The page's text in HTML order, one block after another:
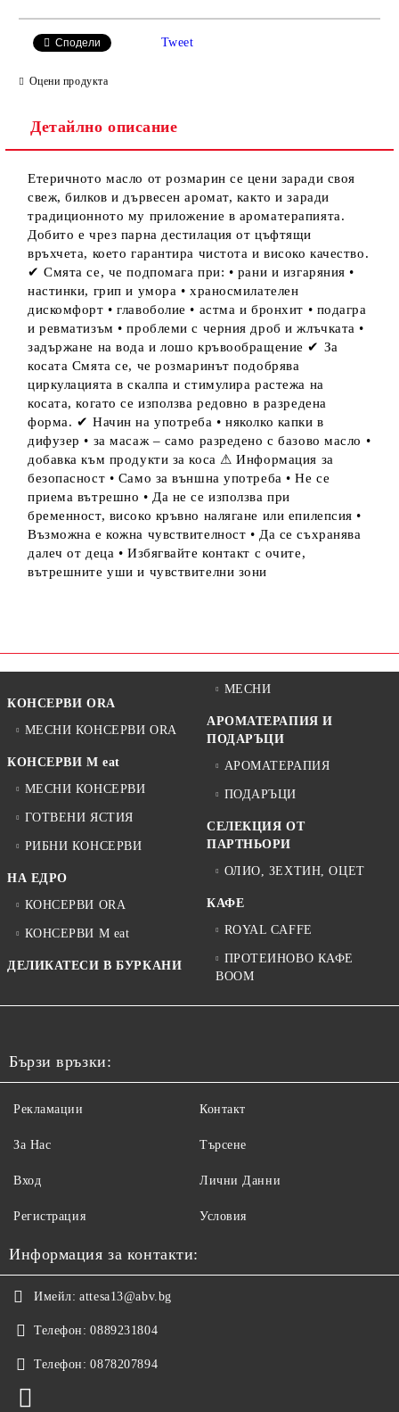
Ние ще се свържем с вас в рамките на работния ден.
Сподели Tweet
Оцени продукта
Детайлно описание
Етеричното масло от розмарин се цени заради своя
свеж, билков и дървесен аромат, както и заради
традиционното му приложение в ароматерапията.
Добито е чрез парна дестилация от цъфтящи
връхчета, което гарантира чистота и високо качество.
✔ Смята се, че подпомага при: • рани и изгаряния •
настинки, грип и умора • храносмилателен
дискомфорт • главоболие • астма и бронхит • подагра
и ревматизъм • проблеми с черния дроб и жлъчката •
задържане на вода и лошо кръвообращение ✔ За
косата Смята се, че розмаринът подобрява
циркулацията в скалпа и стимулира растежа на
косата, когато се използва редовно в разредена
форма. ✔ Начин на употреба • няколко капки в
дифузер • за масаж – само разредено с базово масло •
добавка към продукти за коса ⚠ Информация за
безопасност • Само за външна употреба • Не се
приема вътрешно • Да не се използва при
бременност, високо кръвно налягане или епилепсия •
Възможна е кожна чувствителност • Да се съхранява
далеч от деца • Избягвайте контакт с очите,
вътрешните уши и чувствителни зони
КОНСЕРВИ ORA
МЕСНИ КОНСЕРВИ ORA
КОНСЕРВИ M eat
МЕСНИ КОНСЕРВИ
ГОТВЕНИ ЯСТИЯ
РИБНИ КОНСЕРВИ
НА ЕДРО
КОНСЕРВИ ORA
КОНСЕРВИ M eat
ДЕЛИКАТЕСИ В БУРКАНИ
МЕСНИ
АРОМАТЕРАПИЯ И
ПОДАРЪЦИ
АРОМАТЕРАПИЯ
ПОДАРЪЦИ
СЕЛЕКЦИЯ ОТ
ПАРТНЬОРИ
ОЛИО, ЗЕХТИН, ОЦЕТ
КАФЕ
ROYAL CAFFE
ПРОТЕИНОВО КАФЕ
BOOM
Бързи връзки:
Рекламации
За Нас
Вход
Регистрация
Контакт
Търсене
Лични Данни
Условия
Информация за контакти:
Имейл: attesa13@abv.bg
Телефон: 0889231804
Телефон: 0878207894